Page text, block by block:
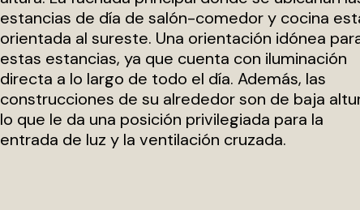
estancias de día de salón-comedor y cocina
orientada al sureste. Una orientación idónea
estas estancias, ya que cuenta con iluminación
directa a lo largo de todo el día. Además, las
construcciones de su alrededor son de baja
lo que le da una posición privilegiada para la
entrada de luz y la ventilación cruzada.